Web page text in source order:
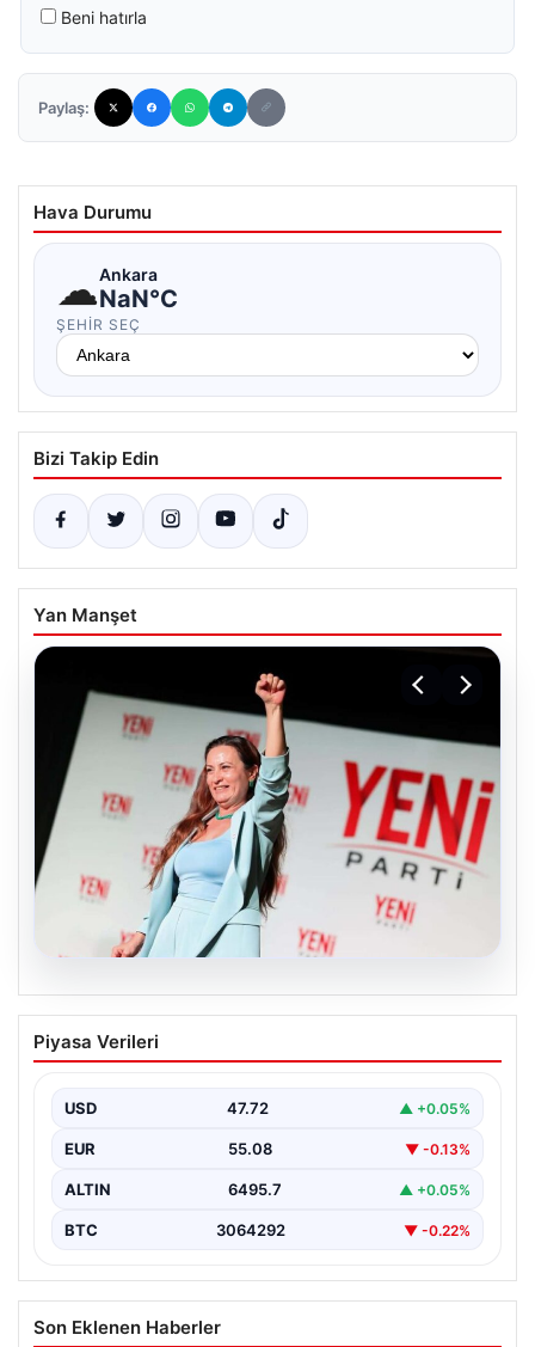
Beni hatırla
Paylaş:
Hava Durumu
☁Ankara
NaN°C
ŞEHIR SEÇ
Bizi Takip Edin
Yan Manşet
05.08.2026
Yeni Parti Manisa İl Başkanı İlksen
Özalper Rüşvet Soruşturması
Manisa'da devam eden rüşvet soruşturması önemli bir
Piyasa Verileri
USD 47.72 ▲ +0.05%
EUR 55.08 ▼ -0.13%
ALTIN 6495.7 ▲ +0.05%
BTC 3064292 ▼ -0.22%
Son Eklenen Haberler